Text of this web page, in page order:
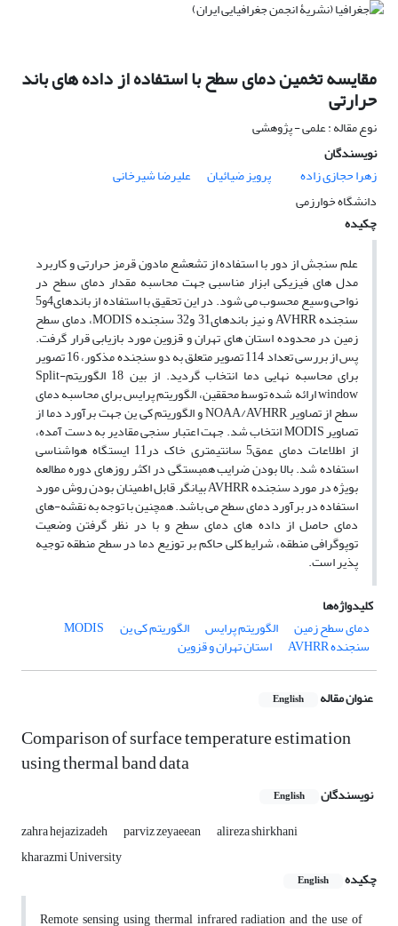
مقایسه تخمین دمای سطح با استفاده از داده های باند
حرارتی
نوع مقاله : علمی - پژوهشی
نویسندگان
زهرا حجازی زاده
پرویز ضیائیان
علیرضا شیرخانی
دانشگاه خوارزمی
چکیده
علم سنجش از دور با استفاده از تشعشع مادون قرمز حرارتی و کاربرد
مدل های فیزیکی ابزار مناسبی جهت محاسبه مقدار دمای سطح در
نواحی وسیع محسوب می شود. در این تحقیق با استفاده از باندهای4و5
سنجنده AVHRR و نیز باندهای31 و32 سنجنده MODIS، دمای سطح
زمین در محدوده استان های تهران و قزوین مورد بازیابی قرار گرفت.
پس از بررسی تعداد 114 تصویر متعلق به دو سنجنده مذکور، 16 تصویر
برای محاسبه نهایی دما انتخاب گردید. از بین 18 الگوریتمSplit-
window ارائه شده توسط محققین، الگوریتم پرایس برای محاسبه دمای
سطح از تصاویر NOAA/AVHRR و الگوریتم کی ین جهت برآورد دما از
تصاویر MODIS انتخاب شد. جهت اعتبار سنجی مقادیر به دست آمده،
از اطلاعات دمای عمق5 سانتیمتری خاک در11 ایستگاه هواشناسی
استفاده شد. بالا بودن ضرایب همبستگی در اکثر روزهای دوره مطالعه
بویژه در مورد سنجنده AVHRR بیانگر قابل اطمینان بودن روش مورد
استفاده در برآورد دمای سطح می باشد. همچنین با توجه به نقشه-های
دمای حاصل از داده های دمای سطح و با در نظر گرفتن وضعیت
توپوگرافی منطقه، شرایط کلی حاکم بر توزیع دما در سطح منطقه توجیه
پذیر است.
کلیدواژه‌ها
دمای سطح زمین
الگوریتم پرایس الگوریتم کی ین MODIS
سنجنده AVHRR استان تهران و قزوین
عنوان مقاله English
Comparison of surface temperature estimation
using thermal band data
نویسندگان English
zahra hejazizadeh parviz zeyaeean
alireza shirkhani
kharazmi University
چکیده
English
Remote sensing using thermal infrared radiation and the use of